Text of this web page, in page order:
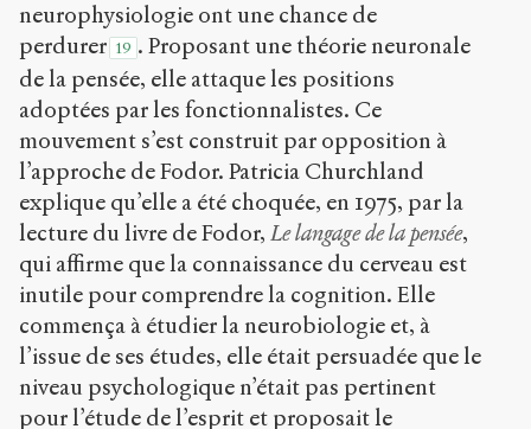
neurophysiologie ont une chance de
perdurer 19 . Proposant une théorie neuronale
de la pensée, elle attaque les positions
adoptées par les fonctionnalistes. Ce
mouvement s’est construit par opposition à
l’approche de Fodor. Patricia Churchland
explique qu’elle a été choquée, en 1975, par la
lecture du livre de Fodor, Le langage de la pensée,
qui affirme que la connaissance du cerveau est
inutile pour comprendre la cognition. Elle
commença à étudier la neurobiologie et, à
l’issue de ses études, elle était persuadée que le
niveau psychologique n’était pas pertinent
pour l’étude de l’esprit et proposait le